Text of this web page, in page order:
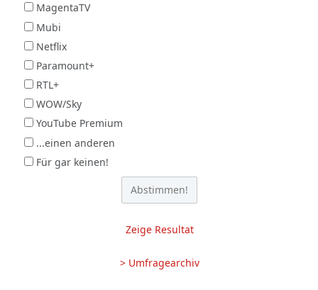
MagentaTV
Mubi
Netflix
Paramount+
RTL+
WOW/Sky
YouTube Premium
...einen anderen
Für gar keinen!
Zeige Resultat
> Umfragearchiv